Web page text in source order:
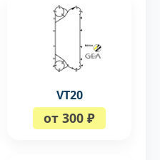
VT20
от 300 ₽